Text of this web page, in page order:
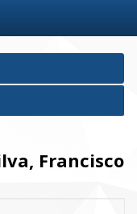
Francisco